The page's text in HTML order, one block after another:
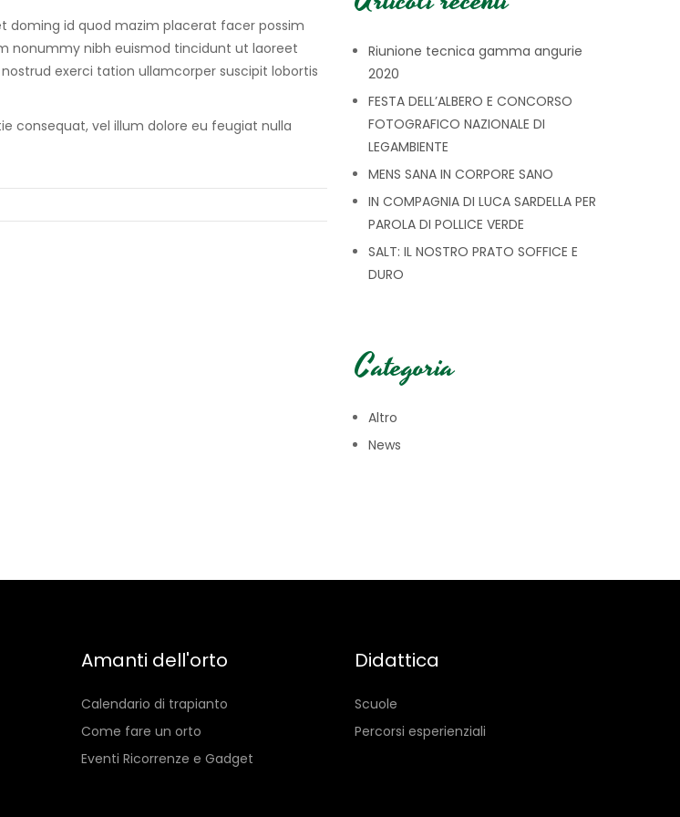
doming id quod mazim placerat facer possim
nonummy nibh euismod tincidunt ut laoreet
exerci tation ullamcorper suscipit lobortis
consequat, vel illum dolore eu feugiat nulla
Riunione tecnica gamma angurie
2020
FESTA DELL’ALBERO E CONCORSO
FOTOGRAFICO NAZIONALE DI
LEGAMBIENTE
MENS SANA IN CORPORE SANO
IN COMPAGNIA DI LUCA SARDELLA PER
PAROLA DI POLLICE VERDE
SALT: IL NOSTRO PRATO SOFFICE E
DURO
Categoria
Altro
News
Amanti dell'orto
Calendario di trapianto
Come fare un orto
Eventi Ricorrenze e Gadget
Didattica
Scuole
Percorsi esperienziali